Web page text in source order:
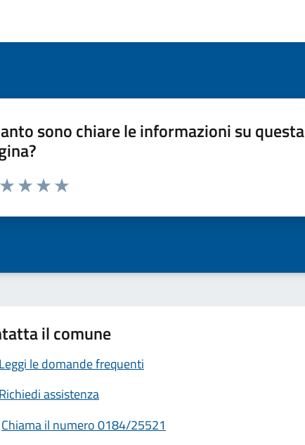
sono chiare le informazioni su questa
da 1 a 5 stelle la pagina
il comune
le domande frequenti
assistenza
Chiama il numero 0184/25521